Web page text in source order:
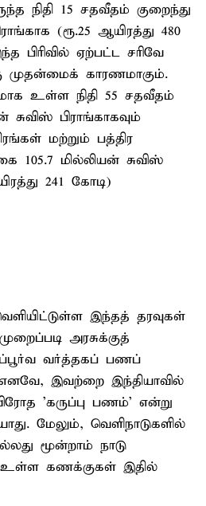
நிதி 15 சதவீதம் குறைந்து
(ரூ.25 ஆயிரத்து 480
பிரிவில் ஏற்பட்ட சரிவே
முதன்மைக் காரணமாகும்.
உள்ள நிதி 55 சதவீதம்
சுவிஸ் பிராங்காகவும்
மற்றும் பத்திர
105.7 மில்லியன் சுவிஸ்
241 கோடி)
இந்தத் தரவுகள்
அரசுக்குத்
வர்த்தகப் பணப்
இவற்றை இந்தியாவில்
'கருப்பு பணம்' என்று
மேலும், வெளிநாடுகளில்
மூன்றாம் நாடு
உள்ள கணக்குகள் இதில்